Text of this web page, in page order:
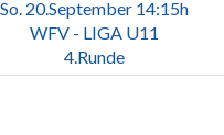
So. 20.September 14:15h
WFV - LIGA U11
4.Runde